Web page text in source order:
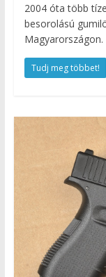
2004 óta több
besorolású
Tudj meg többet!